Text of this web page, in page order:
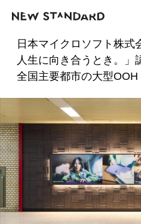
日本マイクロソフト株式
人生に向き合うとき。」
全国主要都市の大型OOH